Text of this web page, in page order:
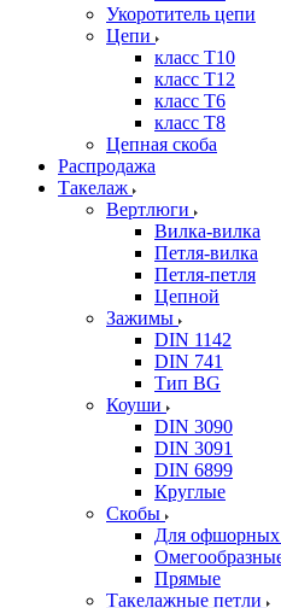
Укоротитель цепи
Цепи
класс Т10
класс Т12
класс Т6
класс Т8
Цепная скоба
Распродажа
Такелаж
Вертлюги
Вилка-вилка
Петля-вилка
Петля-петля
Цепной
Зажимы
DIN 1142
DIN 741
Тип BG
Коуши
DIN 3090
DIN 3091
DIN 6899
Круглые
Скобы
Для офшорных
Прямые
Такелажные петли